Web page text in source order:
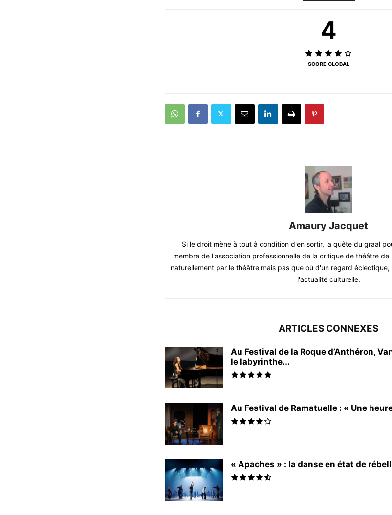
4
SCORE GLOBAL
Amaury Jacquet
Si le droit mène à tout à condition d'en sortir, la quête du graal
membre de l'association professionnelle de la critique de théâtre
naturellement par le théâtre mais pas que où d'un regard
l'actualité culturelle.
ARTICLES CONNEXES
Au Festival de la Roque d’Anthéron,
le labyrinthe...
Au Festival de Ramatuelle : « Une
« Apaches » : la danse en état de